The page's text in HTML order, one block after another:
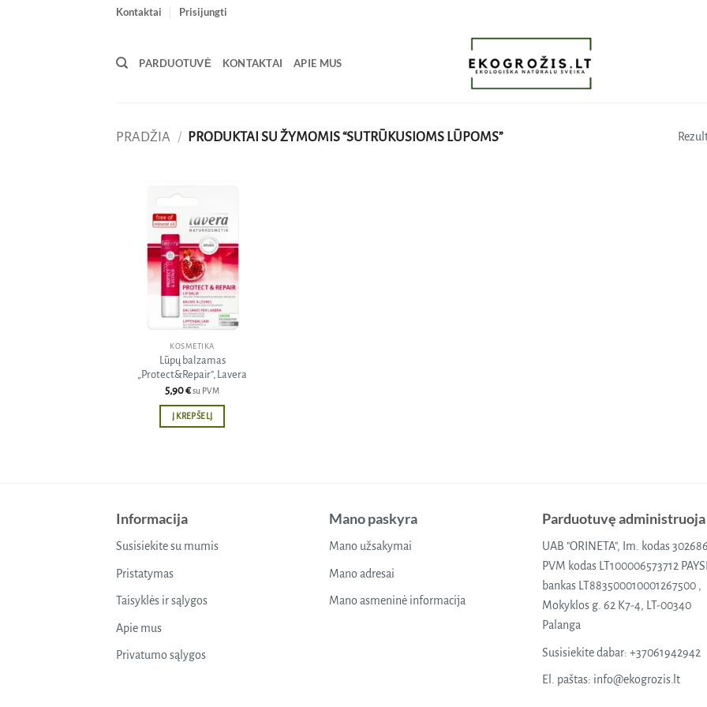
Kontaktai Prisijungti
PARDUOTUVĖ KONTAKTAI APIE MUS
PRADŽIA / PRODUKTAI SU ŽYMOMIS “SUTRŪKUSIOMS LŪPOMS”
sąrašą
KOSMETIKA
Lūpų balzamas
„Protect&Repair”, Lavera
5,90€su PVM
Į KREPŠELĮ
Informacija
Susisiekite su mumis
Pristatymas
Taisyklės ir sąlygos
Apie mus
Privatumo sąlygos
Mano paskyra
Mano užsakymai
Mano adresai
Mano asmeninė informacija
Parduotuvę administruoja
UAB "ORINETA", Im. kodas
PVM kodas LT100006573712
bankas LT883500010001267500 ,
Mokyklos g. 62 K7-4, LT-00340
Palanga
Susisiekite dabar: +37061942942
El. paštas: info@ekogrozis.lt